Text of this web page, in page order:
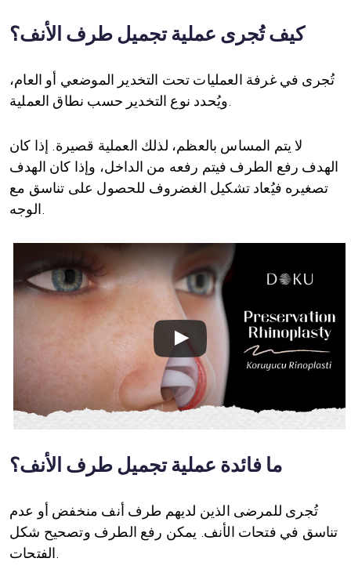
كيف تُجرى عملية تجميل طرف الأنف؟
تُجرى في غرفة العمليات تحت التخدير الموضعي أو العام،
لا يتم المساس بالعظم، لذلك العملية قصيرة. إذا كان
الهدف رفع الطرف فيتم رفعه من الداخل، وإذا كان الهدف
تصغيره فيُعاد تشكيل الغضروف للحصول على تناسق مع
ما فائدة عملية تجميل طرف الأنف؟
تُجرى للمرضى الذين لديهم طرف أنف منخفض أو عدم
تناسق في فتحات الأنف. يمكن رفع الطرف وتصحيح شكل
الفتحات.